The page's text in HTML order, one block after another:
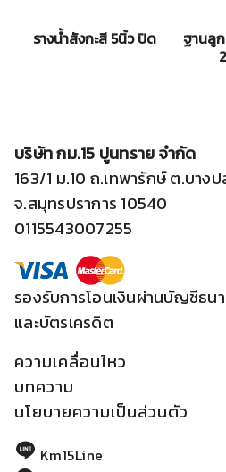
รางน้ำสังกะสี 5นิ้ว ปิด
ฐานลู
บริษัท กม.15 ปูนทราย จำกัด
163/1 ม.10 ถ.เทพารักษ์ ต.บาง
จ.สมุทรปราการ 10540
0115543007255
รองรับการโอนเงินผ่านบัญชีธน
และบัตรเครดิต
ความเคลื่อนไหว
บทความ
นโยบายความเป็นส่วนตัว
Km15Line